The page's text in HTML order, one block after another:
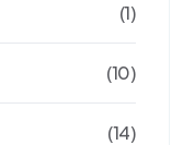
(1)
(10)
(14)